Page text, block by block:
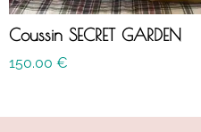
Coussin SECRET GARDEN
150.00 €